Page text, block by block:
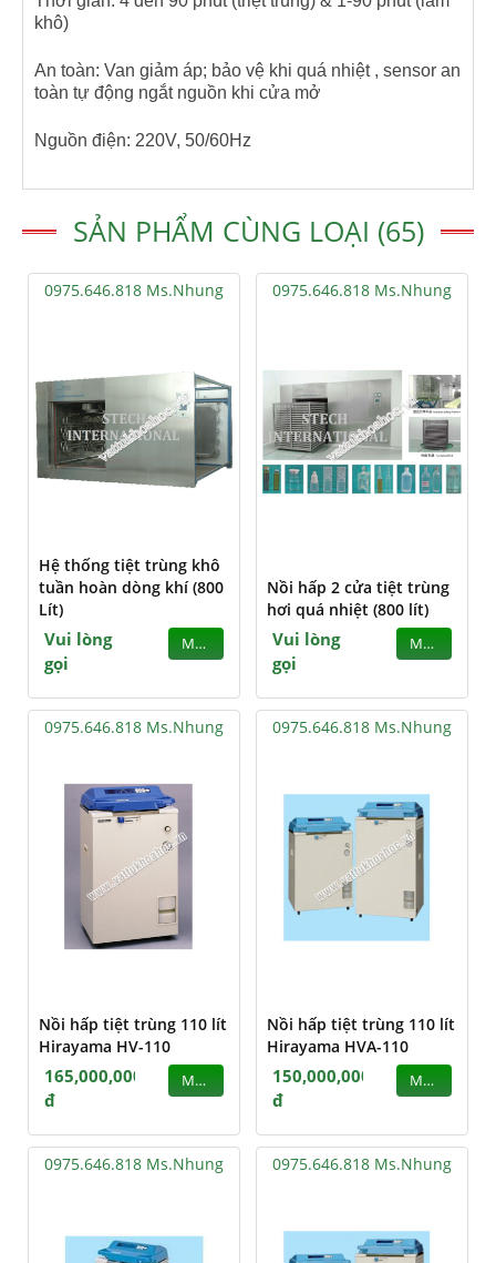
khô)
An toàn: Van giảm áp; bảo vệ khi quá nhiệt , sensor an
toàn tự động ngắt nguồn khi cửa mở
Nguồn điện: 220V, 50/60Hz
SẢN PHẨM CÙNG LOẠI (65)
0975.646.818 Ms.Nhung
Hệ thống tiệt trùng khô
tuần hoàn dòng khí (800
Lít)
Vui lòng
gọi
MUA
0975.646.818 Ms.Nhung
Nồi hấp 2 cửa tiệt trùng
hơi quá nhiệt (800 lít)
Vui lòng
gọi
MUA
0975.646.818 Ms.Nhung
Nồi hấp tiệt trùng 110 lít
Hirayama HV-110
165,000,000
đ
MUA
0975.646.818 Ms.Nhung
Nồi hấp tiệt trùng 110 lít
Hirayama HVA-110
150,000,000
đ
MUA
0975.646.818 Ms.Nhung 0975.646.818 Ms.Nhung